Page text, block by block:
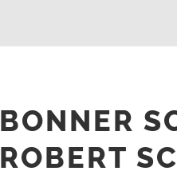
BONNER
ROBERT